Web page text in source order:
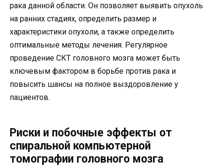
рака данной области. Он позволяет выявить опухоль
на ранних стадиях, определить размер и
характеристики опухоли, а также определить
оптимальные методы лечения. Регулярное
проведение СКТ головного мозга может быть
ключевым фактором в борьбе против рака и
повысить шансы на полное выздоровление у
пациентов.
Риски и побочные эффекты от
спиральной компьютерной
томографии головного мозга